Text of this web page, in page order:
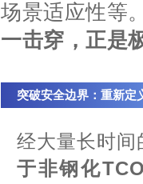
场景适应性等
一击穿，正是
突破安全边界：重新定
经大量长时
于非钢化